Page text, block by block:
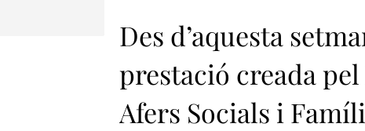
Des d’aquesta
prestació creada
Afers Socials i